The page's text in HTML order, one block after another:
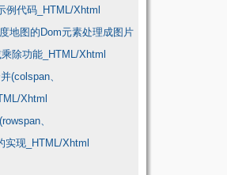
例代码_HTML/Xhtml
地图的Dom元素处理成图片
除功能_HTML/Xhtml
(colspan、
Xhtml
、
实现_HTML/Xhtml